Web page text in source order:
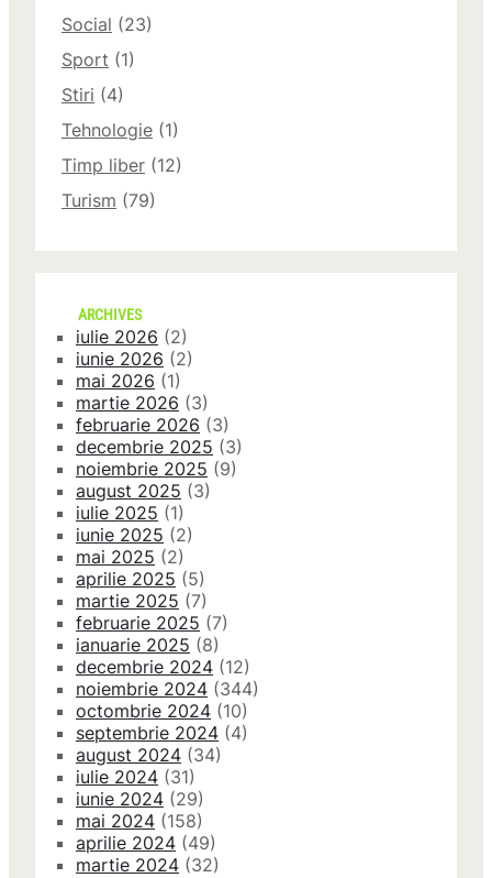
Social (23)
Sport (1)
Stiri (4)
Tehnologie (1)
Timp liber (12)
Turism (79)
ARCHIVES
iulie 2026 (2)
iunie 2026 (2)
mai 2026 (1)
martie 2026 (3)
februarie 2026 (3)
decembrie 2025 (3)
noiembrie 2025 (9)
august 2025 (3)
iulie 2025 (1)
iunie 2025 (2)
mai 2025 (2)
aprilie 2025 (5)
martie 2025 (7)
februarie 2025 (7)
ianuarie 2025 (8)
decembrie 2024 (12)
noiembrie 2024 (344)
octombrie 2024 (10)
septembrie 2024 (4)
august 2024 (34)
iulie 2024 (31)
iunie 2024 (29)
mai 2024 (158)
aprilie 2024 (49)
martie 2024 (32)